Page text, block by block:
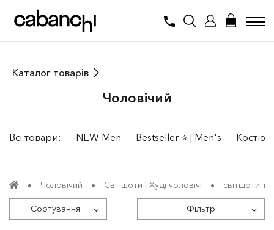
Каталог товарів
Чоловiчий
Всі товари: NEW Men Bestseller ⭐️ | Men's
Чоловiчий Світшоти | Худі чоловiчi світшоти
Сортування Фільтр